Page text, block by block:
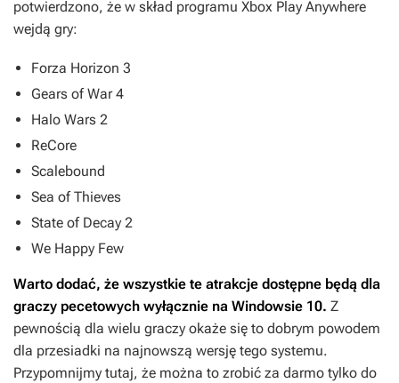
potwierdzono, że w skład programu Xbox Play Anywhere
wejdą gry:
Forza Horizon 3
Gears of War 4
Halo Wars 2
ReCore
Scalebound
Sea of Thieves
State of Decay 2
We Happy Few
Warto dodać, że wszystkie te atrakcje dostępne będą dla
graczy pecetowych wyłącznie na Windowsie 10. Z
pewnością dla wielu graczy okaże się to dobrym powodem
dla przesiadki na najnowszą wersję tego systemu.
Przypomnijmy tutaj, że można to zrobić za darmo tylko do